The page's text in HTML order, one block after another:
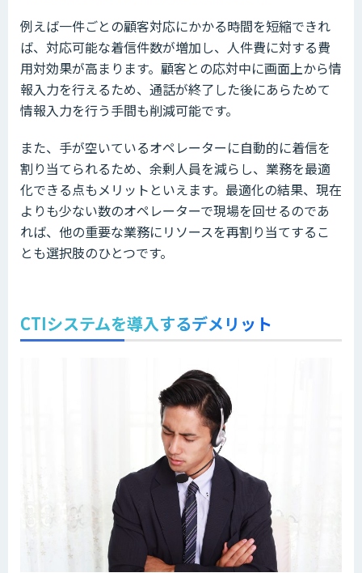
例えば一件ごとの顧客対応にかかる時間を短縮できれ
ば、対応可能な着信件数が増加し、人件費に対する費
用対効果が高まります。顧客との応対中に画面上から情
報入力を行えるため、通話が終了した後にあらためて
情報入力を行う手間も削減可能です。
また、手が空いているオペレーターに自動的に着信を
割り当てられるため、余剰人員を減らし、業務を最適
化できる点もメリットといえます。最適化の結果、現在
よりも少ない数のオペレーターで現場を回せるのであ
れば、他の重要な業務にリソースを再割り当てするこ
とも選択肢のひとつです。
CTIシステムを導入するデメリット